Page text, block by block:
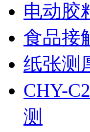
电动胶
食品接
纸张测
CHY-
测